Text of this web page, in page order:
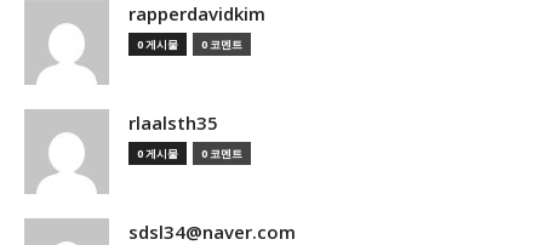
rapperdavidkim
0 게시물 0 코멘트
rlaalsth35
0 게시물 0 코멘트
sdsl34@naver.com